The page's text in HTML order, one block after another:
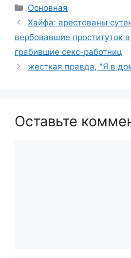
Рубрики
Основная
Хайфа: арестованы
вербовавшие проституток
грабившие секс-работниц
жесткая правда, "Я в
Оставьте